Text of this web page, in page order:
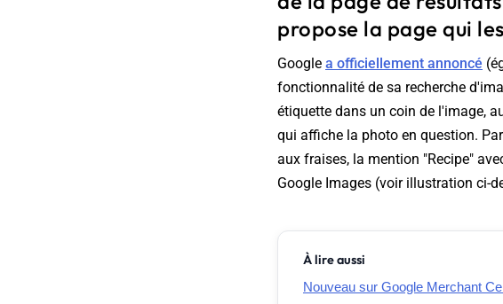
propose la page qui
Google a officiellement annoncé
fonctionnalité de sa recherche
étiquette dans un coin de l'image,
qui affiche la photo en question.
aux fraises, la mention "Recipe"
Google Images (voir illustration ci-
À lire aussi
Nouveau sur Google Merchant